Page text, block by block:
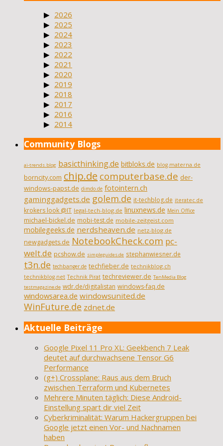
2026
2025
2024
2023
2022
2021
2020
2019
2018
2017
2016
2014
Community Blogs
ai-trends.blog basicthinking.de bitbloks.de blog.materna.de
borncity.com chip.de computerbase.de der-
windows-papst.de dimdo.de fotointern.ch
gaminggadgets.de golem.de it-techblog.de iteratec.de
krokers look @IT legal-tech-blog.de linuxnews.de Mein Office
michael-bickel.de mobi-test.de mobile-zeitgeist.com
mobilegeeks.de nerdsheaven.de netz-blog.de
newgadgets.de NotebookCheck.com pc-
welt.de pcshow.de simpleguides.de stephanwiesner.de
t3n.de techbanger.de techfieber.de technikblog.ch
technikblog.net Technik Pirat techreviewer.de TenMedia Blog
testmagazine.de wdr.de/digitalistan windows-faq.de
windowsarea.de windowsunited.de
WinFuture.de zdnet.de
Aktuelle Beiträge
Google Pixel 11 Pro XL: Geekbench 7 Leak
deutet auf durchwachsene Tensor G6
Performance
(g+) Crossplane: Raus aus dem Bruch
zwischen Terraform und Kubernetes
Mehrere Minuten täglich: Diese Android-
Einstellung spart dir viel Zeit
Cyberkriminalität: Warum Hackergruppen bei
Google jetzt einen Vor- und Nachnamen
haben